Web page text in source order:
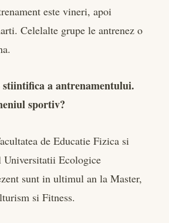
este vineri, apoi
Celelalte grupe le antrenez o
stiintifica a antrenamentului.
sportiv?
de Educatie Fizica si
Universitatii Ecologice
sunt in ultimul an la Master,
si Fitness.